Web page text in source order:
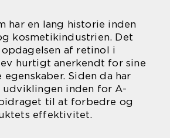
har en lang historie inden
kosmetikindustrien. Det
af retinol i
hurtigt anerkendt for sine
Siden da har
udviklingen inden for A-
til at forbedre og
effektivitet.